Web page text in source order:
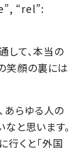
“rel”:
して、本当の
笑顔の裏には
あらゆる人の
と思います。
くと「外国